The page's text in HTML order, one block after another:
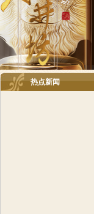
热点新闻